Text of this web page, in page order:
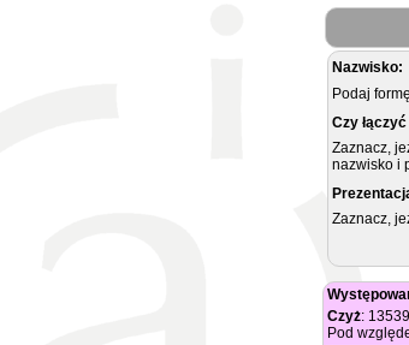
Nazwisko:
Podaj
Czy
Zaznacz,
nazwisko i
Zaznacz,
Czyż:
Pod